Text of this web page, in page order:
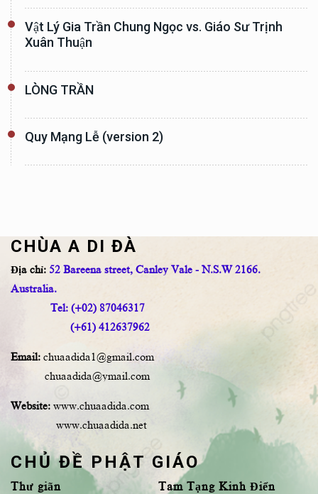
Vật Lý Gia Trần Chung Ngọc vs. Giáo Sư Trịnh
Xuân Thuận
LÒNG TRẦN
Quy Mạng Lễ (version 2)
CHÙA A DI ĐÀ
Địa chỉ: 52 Bareena street, Canley Vale - N.S.W 2166.
Australia.
Tel: (+02) 87046317
(+61) 412637962
Email: chuaadida1@gmail.com
chuaadida@ymail.com
Website: www.chuaadida.com
www.chuaadida.net
CHỦ ĐỀ PHẬT GIÁO
Thư giãn Tam Tạng Kinh Điển